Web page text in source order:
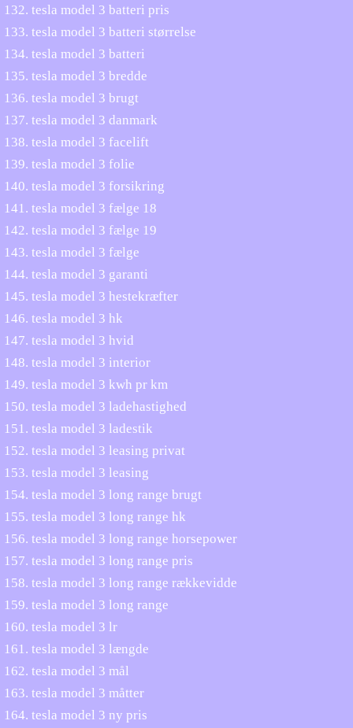
tesla model 3 batteri pris
tesla model 3 batteri størrelse
tesla model 3 batteri
tesla model 3 bredde
tesla model 3 brugt
tesla model 3 danmark
tesla model 3 facelift
tesla model 3 folie
tesla model 3 forsikring
tesla model 3 fælge 18
tesla model 3 fælge 19
tesla model 3 fælge
tesla model 3 garanti
tesla model 3 hestekræfter
tesla model 3 hk
tesla model 3 hvid
tesla model 3 interior
tesla model 3 kwh pr km
tesla model 3 ladehastighed
tesla model 3 ladestik
tesla model 3 leasing privat
tesla model 3 leasing
tesla model 3 long range brugt
tesla model 3 long range hk
tesla model 3 long range horsepower
tesla model 3 long range pris
tesla model 3 long range rækkevidde
tesla model 3 long range
tesla model 3 lr
tesla model 3 længde
tesla model 3 mål
tesla model 3 måtter
tesla model 3 ny pris